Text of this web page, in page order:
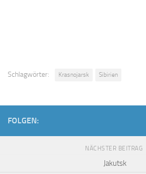
Schlagwörter: Krasnojarsk Sibirien
FOLGEN:
NÄCHSTER BEITRAG
Jakutsk